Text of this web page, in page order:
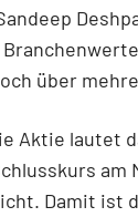
über
Aktie lautet
Damit ist